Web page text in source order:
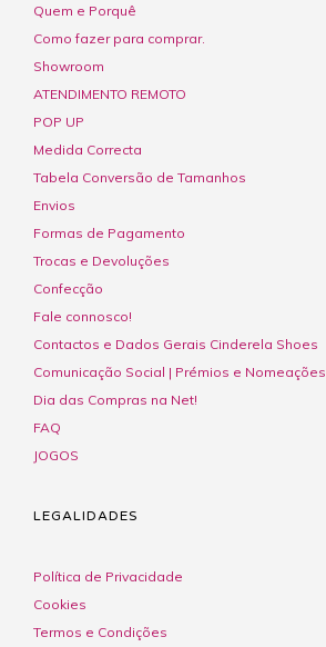
Quem e Porquê
Como fazer para comprar.
Showroom
ATENDIMENTO REMOTO
POP UP
Medida Correcta
Tabela Conversão de Tamanhos
Envios
Formas de Pagamento
Trocas e Devoluções
Confecção
Fale connosco!
Contactos e Dados Gerais Cinderela Shoes
Comunicação Social | Prémios e Nomeações
Dia das Compras na Net!
FAQ
JOGOS
LEGALIDADES
Política de Privacidade
Cookies
Termos e Condições